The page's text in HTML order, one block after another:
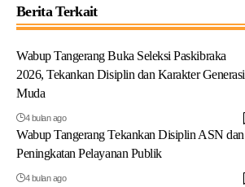
Berita Terkait
Wabup Tangerang Buka Seleksi Paskibraka
2026, Tekankan Disiplin dan Karakter Generasi
Muda
4 bulan ago
Wabup Tangerang Tekankan Disiplin ASN dan
Peningkatan Pelayanan Publik
4 bulan ago